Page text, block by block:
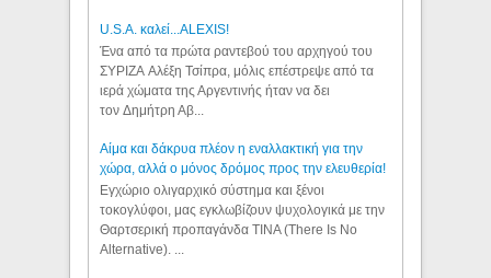
U.S.A. καλεί...ALEXIS!
Ένα από τα πρώτα ραντεβού του αρχηγού του
ΣΥΡΙΖΑ Αλέξη Τσίπρα, μόλις επέστρεψε από τα
ιερά χώματα της Αργεντινής ήταν να δει
τον Δημήτρη Αβ...
Αίμα και δάκρυα πλέον η εναλλακτική για την
χώρα, αλλά ο μόνος δρόμος προς την ελευθερία!
Εγχώριο ολιγαρχικό σύστημα και ξένοι
τοκογλύφοι, μας εγκλωβίζουν ψυχολογικά με την
Θαρτσερική προπαγάνδα TINA (There Is No
Alternative). ...